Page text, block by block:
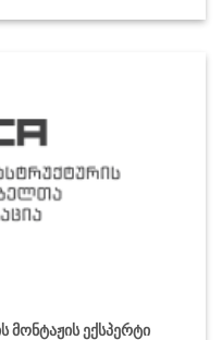
მონტაჟის ექსპერტი